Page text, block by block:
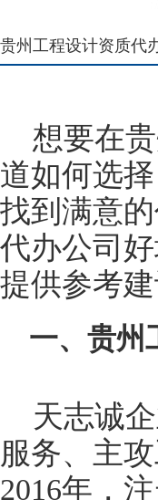
贵州工程设计资质代
想要在贵
道如何选
找到满意
代办公司
提供参考建
一、贵州
天志诚企
服务、主
2016年，